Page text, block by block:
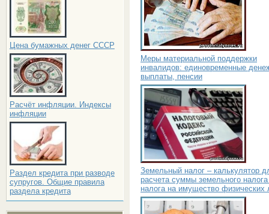
Цена бумажных денег СССР
Расчёт инфляции. Индексы
инфляции
Раздел кредита при разводе
супругов. Общие правила
раздела кредита
Меры материальной поддержки
инвалидов: единовременные
выплаты, пенсии
Земельный налог – калькулятор
расчета суммы земельного
налога на имущество физических